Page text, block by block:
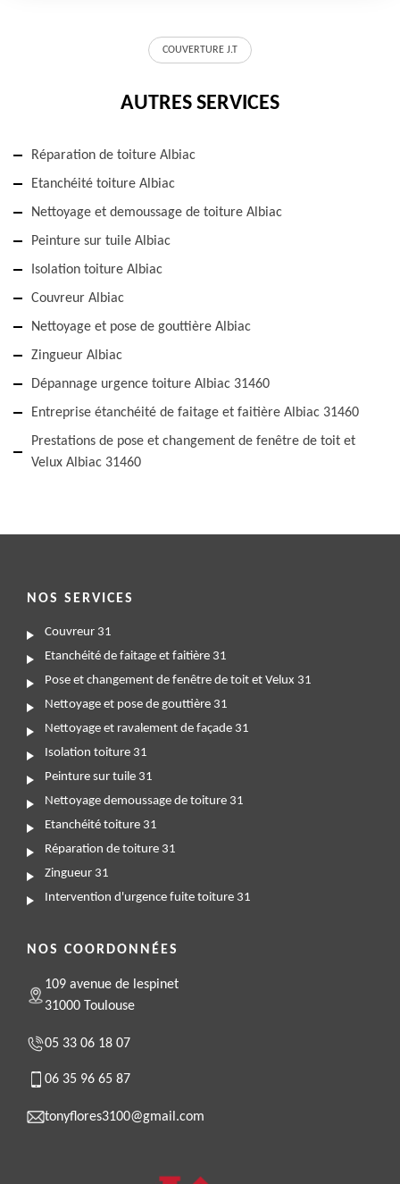
COUVERTURE J.T
AUTRES SERVICES
Réparation de toiture Albiac
Etanchéité toiture Albiac
Nettoyage et demoussage de toiture Albiac
Peinture sur tuile Albiac
Isolation toiture Albiac
Couvreur Albiac
Nettoyage et pose de gouttière Albiac
Zingueur Albiac
Dépannage urgence toiture Albiac 31460
Entreprise étanchéité de faitage et faitière Albiac 31460
Prestations de pose et changement de fenêtre de toit et
Velux Albiac 31460
NOS SERVICES
Couvreur 31
Etanchéité de faitage et faitière 31
Pose et changement de fenêtre de toit et Velux 31
Nettoyage et pose de gouttière 31
Nettoyage et ravalement de façade 31
Isolation toiture 31
Peinture sur tuile 31
Nettoyage demoussage de toiture 31
Etanchéité toiture 31
Réparation de toiture 31
Zingueur 31
Intervention d'urgence fuite toiture 31
NOS COORDONNÉES
109 avenue de lespinet
31000 Toulouse
05 33 06 18 07
06 35 96 65 87
tonyflores3100@gmail.com